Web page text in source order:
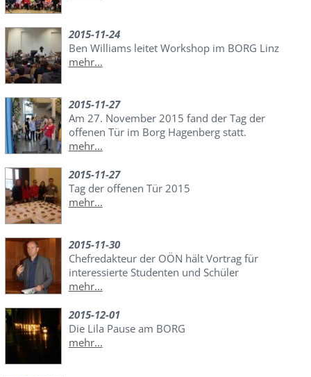
2015-11-24
Ben Williams leitet Workshop im BORG Linz
mehr...
2015-11-27
Am 27. November 2015 fand der Tag der
offenen Tür im Borg Hagenberg statt.
mehr...
2015-11-27
Tag der offenen Tür 2015
mehr...
2015-11-30
Chefredakteur der OÖN hält Vortrag für
interessierte Studenten und Schüler
mehr...
2015-12-01
Die Lila Pause am BORG
mehr...